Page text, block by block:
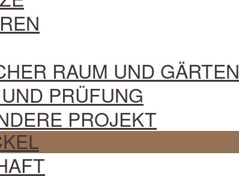
RAUM UND GÄRTEN
PRÜFUNG
PROJEKT